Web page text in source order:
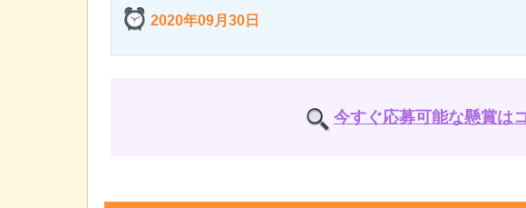
2020年09月30日
今すぐ応募可能な懸賞は